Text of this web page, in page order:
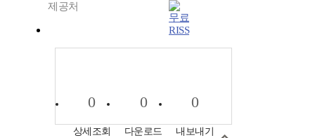
제공처
RISS
0
상세조회
0
다운로드
0
내보내기